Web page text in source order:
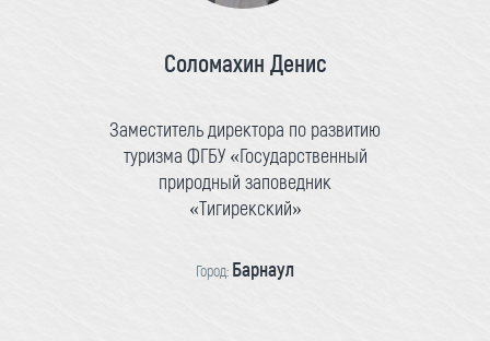
Соломахин Денис
Заместитель директора по развитию
туризма ФГБУ «Государственный
природный заповедник
«Тигирекский»
Город: Барнаул